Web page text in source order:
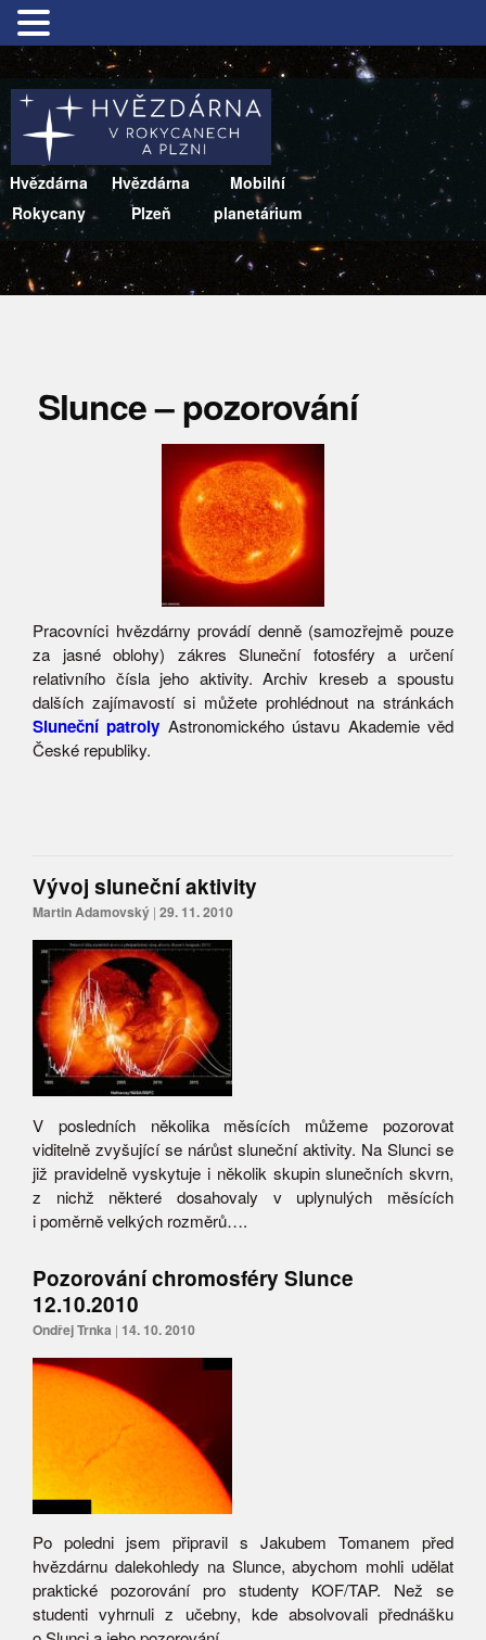
Hvězdárna
Rokycany
Hvězdárna
Plzeň
Mobilní
planetárium
Slunce – pozorování
Pracovníci hvězdárny provádí denně (samozřejmě pouze
za jasné oblohy) zákres Sluneční fotosféry a určení
relativního čísla jeho aktivity. Archiv kreseb a spoustu
dalších zajímavostí si můžete prohlédnout na stránkách
Sluneční patroly Astronomického ústavu Akademie věd
České republiky.
Vývoj sluneční aktivity
Martin Adamovský | 29. 11. 2010
V posledních několika měsících můžeme pozorovat
viditelně zvyšující se nárůst sluneční aktivity. Na Slunci se
již pravidelně vyskytuje i několik skupin slunečních skvrn,
z nichž některé dosahovaly v uplynulých měsících
i poměrně velkých rozměrů….
Pozorování chromosféry Slunce
12.10.2010
Ondřej Trnka | 14. 10. 2010
Po poledni jsem připravil s Jakubem Tomanem před
hvězdárnu dalekohledy na Slunce, abychom mohli udělat
praktické pozorování pro studenty KOF/TAP. Než se
studenti vyhrnuli z učebny, kde absolvovali přednášku